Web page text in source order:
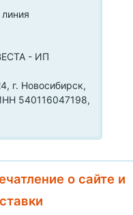
- ИП
г. Новосибирск,
540116047198,
о сайте и